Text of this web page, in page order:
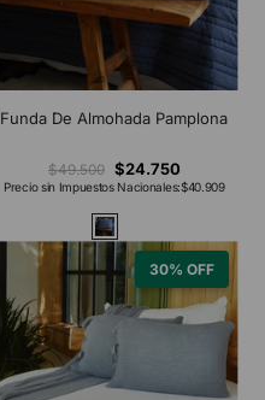
Funda De Almohada Pamplona
$49.500 $24.750
Precio sin Impuestos Nacionales:$40.909
30% OFF